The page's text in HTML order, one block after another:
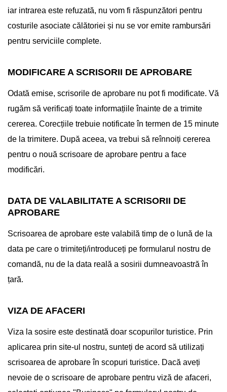
iar intrarea este refuzată, nu vom fi răspunzători pentru
costurile asociate călătoriei și nu se vor emite rambursări
pentru serviciile complete.
MODIFICARE A SCRISORII DE APROBARE
Odată emise, scrisorile de aprobare nu pot fi modificate. Vă
rugăm să verificați toate informațiile înainte de a trimite
cererea. Corecțiile trebuie notificate în termen de 15 minute
de la trimitere. După aceea, va trebui să reînnoiți cererea
pentru o nouă scrisoare de aprobare pentru a face
modificări.
DATA DE VALABILITATE A SCRISORII DE
APROBARE
Scrisoarea de aprobare este valabilă timp de o lună de la
data pe care o trimiteți/introduceți pe formularul nostru de
comandă, nu de la data reală a sosirii dumneavoastră în
țară.
VIZA DE AFACERI
Viza la sosire este destinată doar scopurilor turistice. Prin
aplicarea prin site-ul nostru, sunteți de acord să utilizați
scrisoarea de aprobare în scopuri turistice. Dacă aveți
nevoie de o scrisoare de aprobare pentru viză de afaceri,